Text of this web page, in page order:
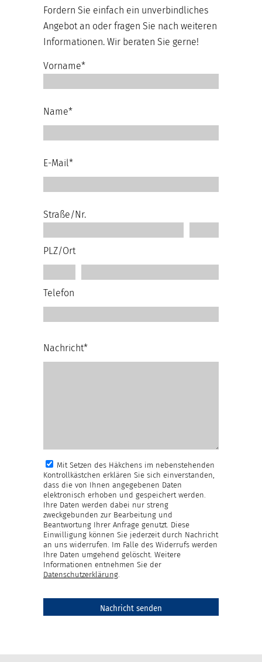
Fordern Sie einfach ein unverbindliches
Angebot an oder fragen Sie nach weiteren
Informationen. Wir beraten Sie gerne!
Vorname*
Name*
E-Mail*
Straße/Nr.
PLZ/Ort
Telefon
Nachricht*
Mit Setzen des Häkchens im nebenstehenden
Kontrollkästchen erklären Sie sich einverstanden,
dass die von Ihnen angegebenen Daten
elektronisch erhoben und gespeichert werden.
Ihre Daten werden dabei nur streng
zweckgebunden zur Bearbeitung und
Beantwortung Ihrer Anfrage genutzt. Diese
Einwilligung können Sie jederzeit durch Nachricht
an uns widerrufen. Im Falle des Widerrufs werden
Ihre Daten umgehend gelöscht. Weitere
Informationen entnehmen Sie der
Datenschutzerklärung